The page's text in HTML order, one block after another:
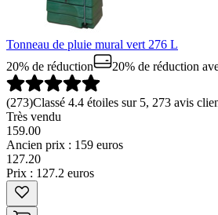
Tonneau de pluie mural vert 276 L
20% de réduction
20% de réduction
(273)Classé 4.4 étoiles sur 5, 273 avis
Très vendu
159.00
Ancien prix : 159 euros
127.20
Prix : 127.2 euros